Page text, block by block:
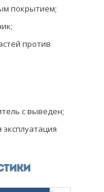
покрытием;
против
с выведен;